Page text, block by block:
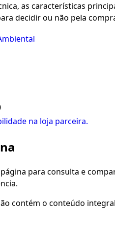
as características
decidir ou não pela
na loja parceira.
para consulta e
contém o conteúdo